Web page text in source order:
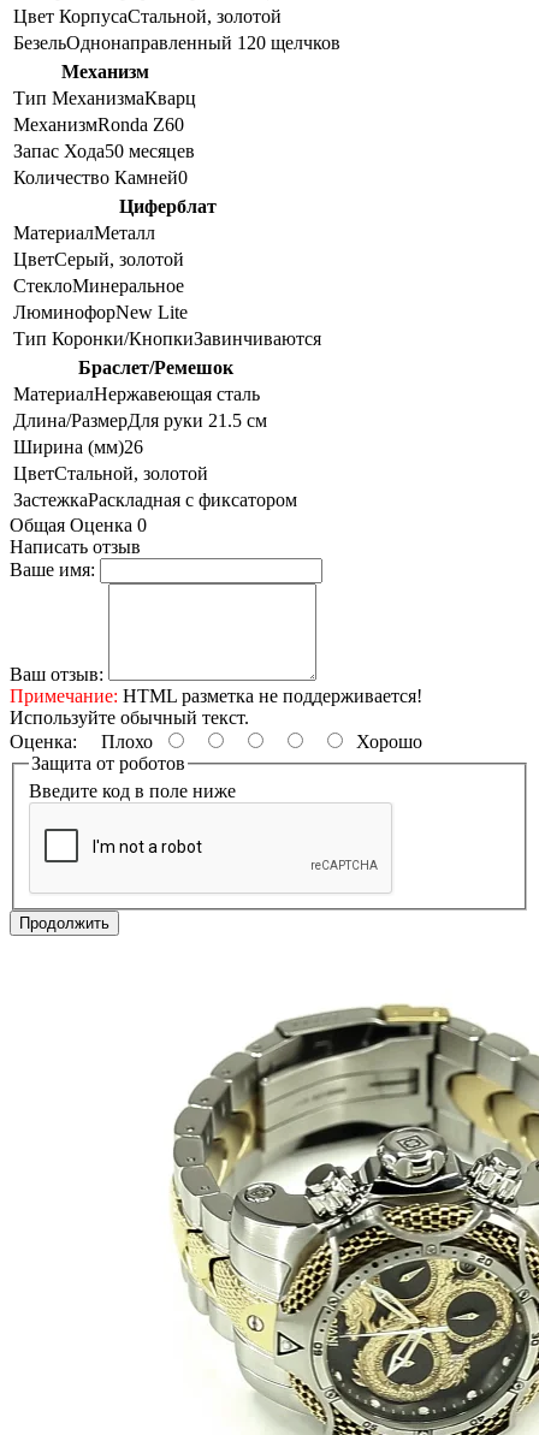
Цвет КорпусаСтальной, золотой
БезельОднонаправленный 120 щелчков
Механизм
Тип МеханизмаКварц
МеханизмRonda Z60
Запас Хода50 месяцев
Количество Камней0
Циферблат
МатериалМеталл
ЦветСерый, золотой
СтеклоМинеральное
ЛюминофорNew Lite
Тип Коронки/КнопкиЗавинчиваются
Браслет/Ремешок
МатериалНержавеющая сталь
Длина/РазмерДля руки 21.5 см
Ширина (мм)26
ЦветСтальной, золотой
ЗастежкаРаскладная с фиксатором
Общая Оценка 0
Написать отзыв
Ваше имя:
Ваш отзыв:
Примечание: HTML разметка не поддерживается!
Используйте обычный текст.
Оценка: Плохо
Хорошо
Защита от роботов
Введите код в поле ниже
Продолжить